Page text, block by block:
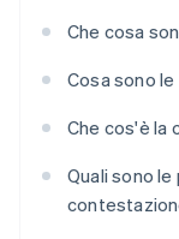
Che cosa
Cosa sono
Che cos'è la
Quali sono